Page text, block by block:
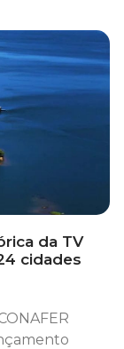
da TV
cidades